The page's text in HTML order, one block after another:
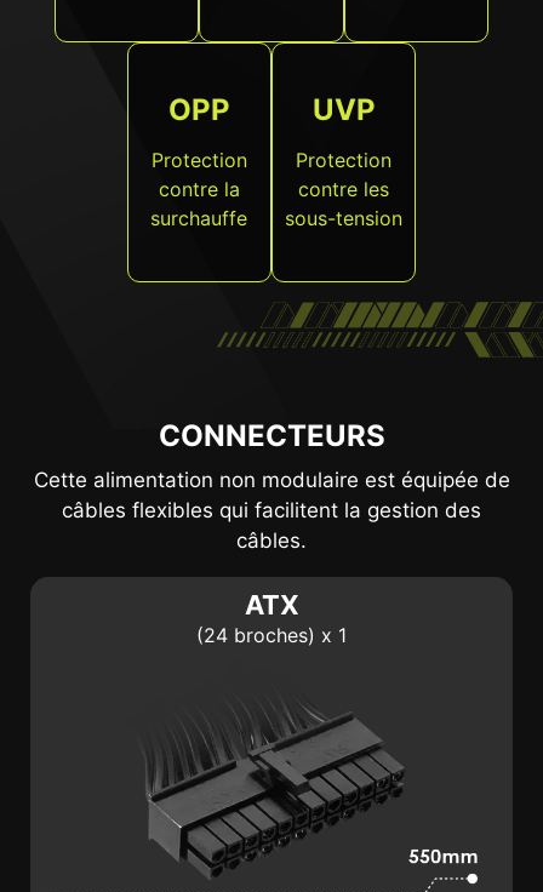
OPP
Protection
contre la
surchauffe
UVP
Protection
contre les
sous-tension
CONNECTEURS
Cette alimentation non modulaire est équipée de
câbles flexibles qui facilitent la gestion des
câbles.
ATX
(24 broches) x 1